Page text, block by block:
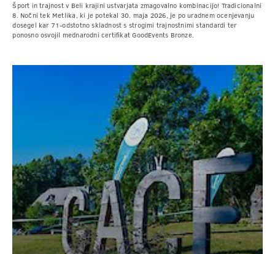
Šport in trajnost v Beli krajini ustvarjata zmagovalno kombinacijo! Tradicionalni
8. Nočni tek Metlika, ki je potekal 30. maja 2026, je po uradnem ocenjevanju
dosegel kar 71-odstotno skladnost s strogimi trajnostnimi standardi ter
ponosno osvojil mednarodni certifikat GoodEvents Bronze.